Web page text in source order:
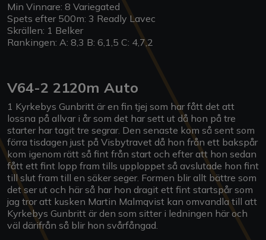
Min Vinnare: 8 Variegated
Spets efter 500m: 3 Readly Lavec
Skrällen: 1 Belker
Rankingen: A: 8,3 B: 6,1,5 C: 4,7,2
V64-2 2120m Auto
1 Kyrkebys Gunbritt är en fin tjej som har fått det att
lossna på allvar i år som det har sett ut då hon på tre
starter har tagit tre segrar. Den senaste kom så sent som
förra tisdagen just på Visbytravet då hon från ett bakspår
kom igenom rätt så fint från start och efter att hon sedan
fått ett fint lopp fram tills upploppet så avslutade hon fint
till slut fram till en säker seger. Formen blir allt bättre som
det ser ut och här så har hon dragit ett fint startspår som
jag tror att kusken Martin Malmqvist kan omvandla till att
Kyrkebys Gunbritt är den som sitter i ledningen här och
väl därifrån så blir hon svårfångad.